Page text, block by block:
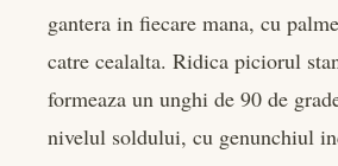
gantera in fiecare mana, cu
catre cealalta. Ridica piciorul
formeaza un unghi de 90 de
nivelul soldului, cu genunchiul